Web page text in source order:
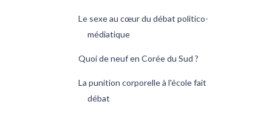
Le sexe au cœur du débat politico-
médiatique
Quoi de neuf en Corée du Sud ?
La punition corporelle à l'école fait
débat